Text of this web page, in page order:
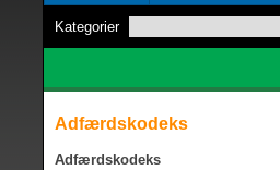
Kategorier
Adfærdskodeks
Adfærdskodeks